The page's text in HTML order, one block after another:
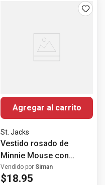
Agregar al carrito
St. Jacks
Vestido rosado de
Minnie Mouse con
cubrepañal para bebé
niña
Vendido por Siman
$18.95